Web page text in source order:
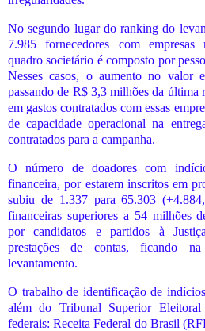
No segundo lugar do ranking do
7.985 fornecedores com empresas
quadro societário é composto por
Nesses casos, o aumento no valor
passando de R$ 3,3 milhões da última
em gastos contratados com essas
de capacidade operacional na
contratados para a campanha.
O número de doadores com
financeira, por estarem inscritos em
subiu de 1.337 para 65.303
financeiras superiores a 54 milhões
por candidatos e partidos à
prestações de contas, ficando
levantamento.
O trabalho de identificação de
além do Tribunal Superior
federais: Receita Federal do Brasil